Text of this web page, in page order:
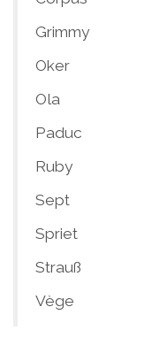
Grimmy
Oker
Ola
Paduc
Ruby
Sept
Spriet
Strauß
Vège